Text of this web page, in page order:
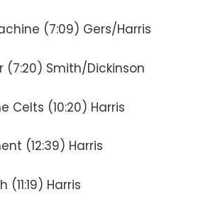
(7:09) Gers/Harris
(7:20) Smith/Dickinson
Celts (10:20) Harris
(12:39) Harris
(11:19) Harris